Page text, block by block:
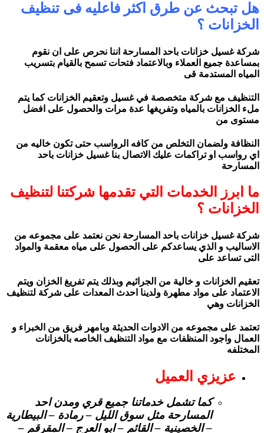
هل تبحث عن طرق اكثر فاعليه فى تنظيف
الخزانات ؟
شركة غسيل خزانات باحد المسارحة اننا نحرص على ان نقوم
بمساعدة جميع العملاء وبالاعتماد فتحات تسمح بالقيام بتسريب
المياه المستدمة قى
التنظيف مع شركة متخصصة في غسيل وتعقيم الخزانات كما يتم
ملء الخزانات بالمياه وتفريغها عدة مرات والحصول على افضل
مستوى من
النظافة ولضمان التخلص من كافه الرواسب حتى تكون خاليه من
اي رواسب او تراكمات عليك الاتصال بنا غسيل خزانات باحد
المسارحة
ما ابرز الخدمات التي تقدمها شركتنا لتنظيف
الخزانات ؟
شركة غسيل خزانات باحد المسارحة نحن نعتمد على مجموعه من
الاساليب و الذي يساعدكم على الحصول على مياه معقمة والمواد
التى تساعد على
تعقيم الخزانات و خالية من الجراثيم وبذلك يتم تفريغ الخزان ويتم
الاعتماد على مواد مطهرة ولدينا احدث المعدات على شركة لتنظيف
الخزانات وهي
تعتمد على مجموعه من الادوات الحديثة وبامهر فريق من الخبراء و
العمال واجود المنظفات مع مواد التنظيف الخاصه بالخزانات
المختلفه
عزيزي العميل
كما تشمل خدماتنا جميع قري ومدن احد
المسارحة مثل سوق الليل – رمادة – البيطارية
– الخصينية – القائم – ابو العرج – المقرقم –